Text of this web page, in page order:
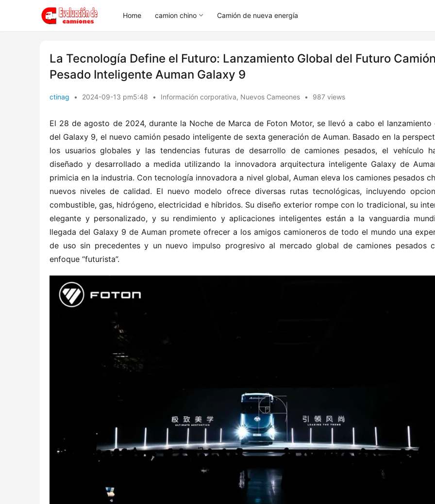
Home camion chino Camión de nueva energía
La Tecnología Define el Futuro: Lanzamiento Global del Futuro Camión
Pesado Inteligente Auman Galaxy 9
ctinag • 2024-09-13 pm5:48 • Información corporativa, Nuevos Cameones • 987 views
El 28 de agosto de 2024, durante la Noche de Marca de Foton Motor, se llevó a cabo el lanzamiento
del Galaxy 9, el nuevo camión pesado inteligente de sexta generación de Auman. Basado en la
los usuarios globales y las tendencias futuras de desarrollo de camiones pesados, el vehículo
diseñado y desarrollado a medida utilizando la innovadora arquitectura inteligente Galaxy de
primicia en la industria. Con tecnología innovadora a nivel global, Auman eleva los camiones pesados
nuevos niveles de calidad. El nuevo modelo ofrece diversas rutas tecnológicas, incluyendo
combustible, gas, hidrógeno, electricidad e híbridos. Su diseño exterior rompe con lo tradicional, su
elegante y personalizado, y su rendimiento y aplicaciones inteligentes están a la vanguardia
llegada del Galaxy 9 de Auman promete ofrecer a los amigos camioneros de todo el mundo una
de uso sin precedentes y un nuevo impulso progresivo al mercado global de camiones pesados
enfoque “futurista”.